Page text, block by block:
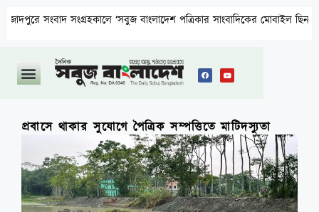
সংগ্রহকালে ‘সবুজ বাংলাদেশ পত্রিকার সাংবাদিকের মোবাইল ছিনতাই ও
প্রবাসে থাকার সুযোগে পৈত্রিক সম্পত্তিতে মাটিদস্যুতা